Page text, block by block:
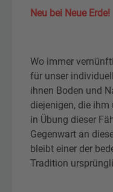
Neu bei Neue Erde!
Wo immer
für unser
ihnen Boden und
diejenigen, die
in Übung dieser
Gegenwart an
bleibt einer der
Tradition